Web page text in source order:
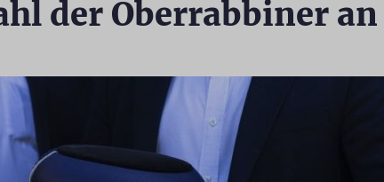
der Oberrabbiner an